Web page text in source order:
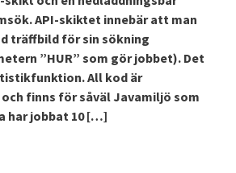
API-skiktet innebär att man
träffbild för sin sökning
”HUR” som gör jobbet). Det
All kod är
finns för såväl Javamiljö som
har jobbat 10 […]